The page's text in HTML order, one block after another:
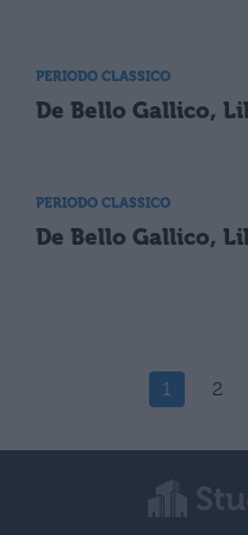
PERIODO CLASSICO
De Bello Gallico,
PERIODO CLASSICO
De Bello Gallico,
1 2